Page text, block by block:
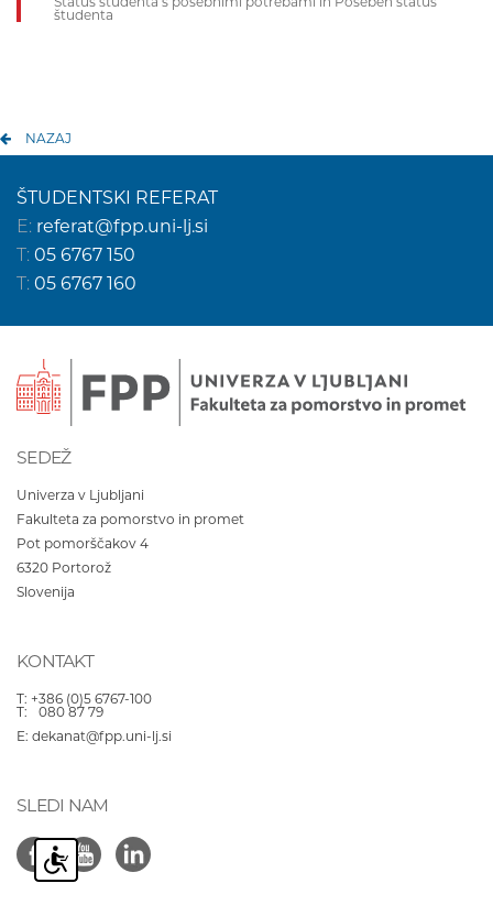
študenta
NAZAJ
ŠTUDENTSKI REFERAT
E: referat@fpp.uni-lj.si
T: 05 6767 150
T: 05 6767 160
SEDEŽ
Univerza v Ljubljani
Fakulteta za pomorstvo in promet
Pot pomorščakov 4
6320 Portorož
Slovenija
KONTAKT
T: +386 (0)5 6767-100
T:
080 87 79
E: dekanat@fpp.uni-lj.si
SLEDI NAM